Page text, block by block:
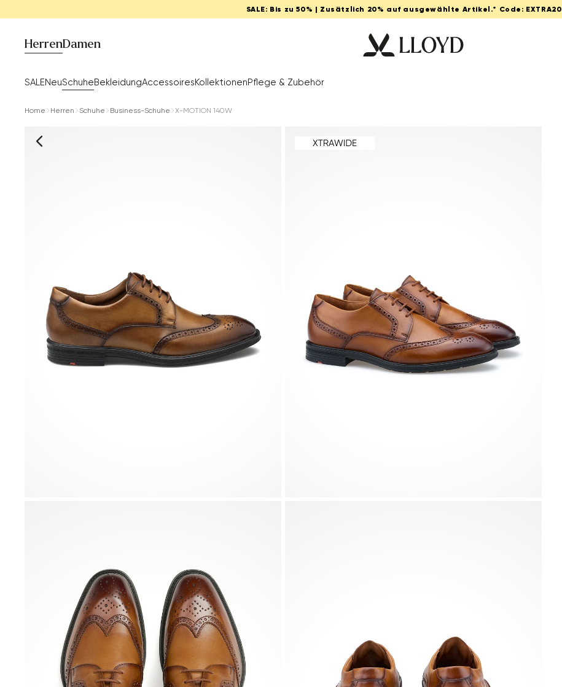
SALE: Bis zu 50% | Zusätzlich 20% auf ausgewählte Artikel.* Code: EXTRA20
Herren
SALENeuSchuheBekleidungAccessoiresKollektionenPflege & Zubehör
Damen
Home Herren Schuhe Business-Schuhe X-MOTION 140W